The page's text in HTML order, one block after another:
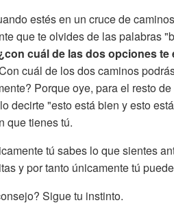
estés en un cruce de
que te olvides de las palabras
cuál de las dos opciones
cuál de los dos caminos
Porque oye, para el resto
decirte "esto está bien y esto
que tienes tú.
tú sabes lo que sientes
y por tanto únicamente tú
Sigue tu instinto.